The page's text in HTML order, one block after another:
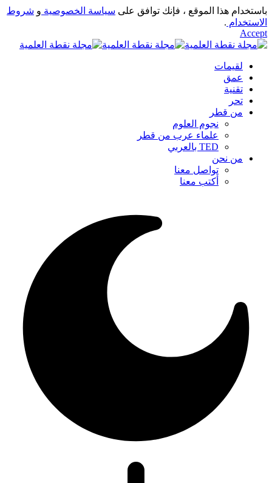
باستخدام هذا الموقع ، فإنك توافق على سياسة الخصوصية و شروط
الاستخدام .
Accept
لقيمات
عمق
تقنية
تحر
من قطر
نجوم العلوم
علماء عرب من قطر
TED بالعربي
من نحن
تواصل معنا
أكتب معنا